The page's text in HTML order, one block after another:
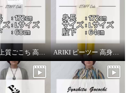
ARIKI 上質ごこち 高身長スタッフがはいてみました！ ARIKI ピーツー 高身長スタッフがはいてみました！